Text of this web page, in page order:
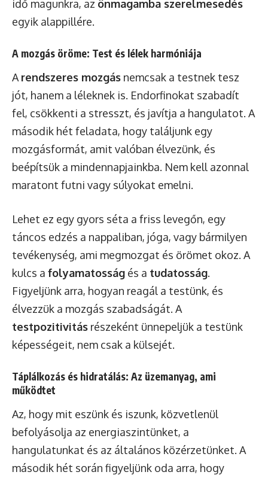
idő magunkra, az önmagamba szerelmesedés
egyik alappillére.
A mozgás öröme: Test és lélek harmóniája
A rendszeres mozgás nemcsak a testnek tesz
jót, hanem a léleknek is. Endorfinokat szabadít
fel, csökkenti a stresszt, és javítja a hangulatot. A
második hét feladata, hogy találjunk egy
mozgásformát, amit valóban élvezünk, és
beépítsük a mindennapjainkba. Nem kell azonnal
maratont futni vagy súlyokat emelni.
Lehet ez egy gyors séta a friss levegőn, egy
táncos edzés a nappaliban, jóga, vagy bármilyen
tevékenység, ami megmozgat és örömet okoz. A
kulcs a folyamatosság és a tudatosság.
Figyeljünk arra, hogyan reagál a testünk, és
élvezzük a mozgás szabadságát. A
testpozitivitás részeként ünnepeljük a testünk
képességeit, nem csak a külsejét.
Táplálkozás és hidratálás: Az üzemanyag, ami
működtet
Az, hogy mit eszünk és iszunk, közvetlenül
befolyásolja az energiaszintünket, a
hangulatunkat és az általános közérzetünket. A
második hét során figyeljünk oda arra, hogy